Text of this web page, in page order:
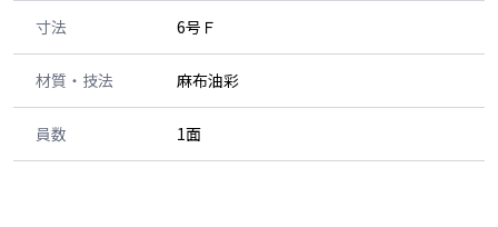
寸法 6号Ｆ
材質・技法 麻布油彩
員数 1面